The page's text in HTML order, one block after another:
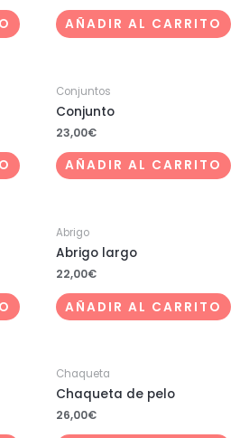
AÑADIR AL CARRITO
Conjuntos
Conjunto
23,00€
AÑADIR AL CARRITO
Abrigo
Abrigo largo
22,00€
AÑADIR AL CARRITO
Chaqueta
Chaqueta de pelo
26,00€